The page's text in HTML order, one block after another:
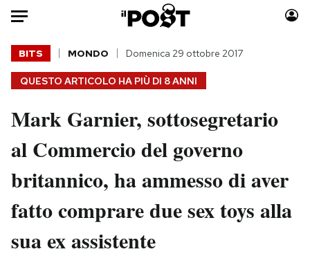
Auto
HOME
Italia
Politica
Tecnologia
Scienza
Moda
Consumismi
Storie/Idee
Media
QUESTO ARTICOLO HA PIÙ DI 8 ANNI
BITS MONDO Domenica 29 ottobre 2017
Mark Garnier, sottosegretario
al Commercio del governo
britannico, ha ammesso di aver
fatto comprare due sex toys alla
sua ex assistente